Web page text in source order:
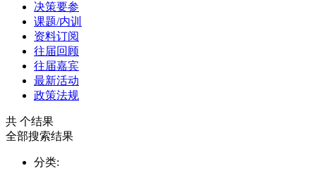
决策要参
课题/内训
资料订阅
往届回顾
往届嘉宾
最新活动
政策法规
共 个结果
全部搜索结果
分类: